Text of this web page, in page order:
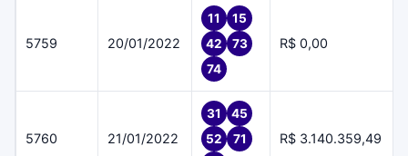
5759 20/01/2022
11
15
42
73
74
R$ 0,00
5760 21/01/2022
31
45
52
71
R$ 3.140.359,49